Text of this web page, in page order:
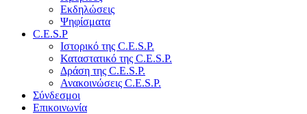
Εκδηλώσεις
Ψηφίσματα
C.E.S.P
Ιστορικό της C.E.S.P.
Καταστατικό της C.E.S.P.
Δράση της C.E.S.P.
Ανακοινώσεις C.E.S.P.
Σύνδεσμοι
Επικοινωνία